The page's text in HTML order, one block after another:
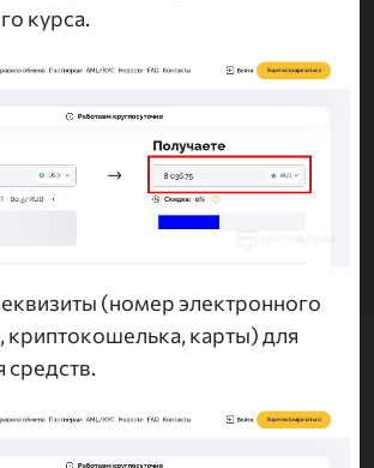
курса.
(номер электронного
криптокошелька, карты) для
средств.